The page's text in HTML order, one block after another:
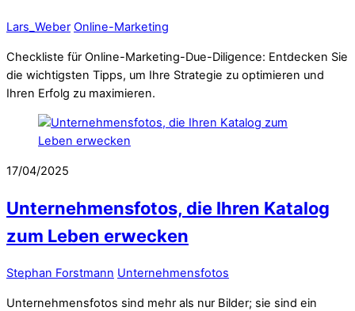
Lars_Weber Online-Marketing
Checkliste für Online-Marketing-Due-Diligence: Entdecken Sie
die wichtigsten Tipps, um Ihre Strategie zu optimieren und
Ihren Erfolg zu maximieren.
17/04/2025
Unternehmensfotos, die Ihren Katalog
zum Leben erwecken
Stephan Forstmann Unternehmensfotos
Unternehmensfotos sind mehr als nur Bilder; sie sind ein